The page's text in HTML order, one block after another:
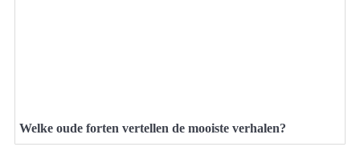
Welke oude forten vertellen de mooiste verhalen?